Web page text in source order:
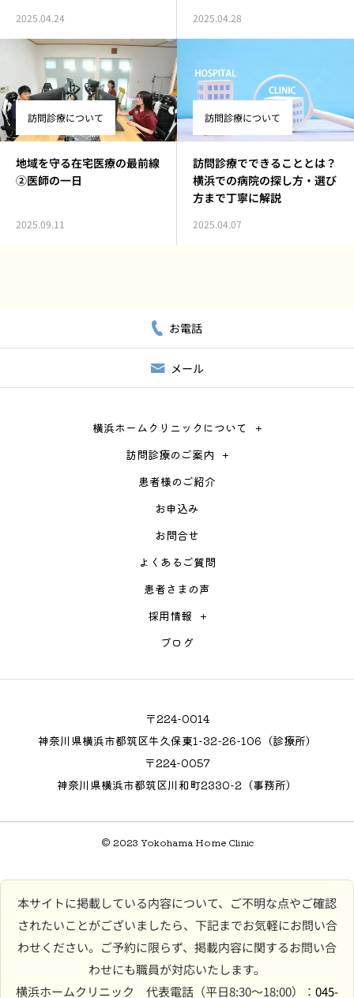
2025.04.24 2025.04.28
訪問診療について
地域を守る在宅医療の最前線
②医師の一日
2025.09.11
訪問診療について
訪問診療でできることとは？
横浜での病院の探し方・選び
方まで丁寧に解説
2025.04.07
お電話
メール
横浜ホームクリニックについて
訪問診療のご案内
患者様のご紹介
お申込み
お問合せ
よくあるご質問
患者さまの声
採用情報
ブログ
〒224-0014
神奈川県横浜市都筑区牛久保東1-32-26-106（診療所）
〒224-0057
神奈川県横浜市都筑区川和町2330-2（事務所）
© 2023 Yokohama Home Clinic
本サイトに掲載している内容について、ご不明な点やご確認
されたいことがございましたら、下記までお気軽にお問い合
わせください。ご予約に限らず、掲載内容に関するお問い合
わせにも職員が対応いたします。
横浜ホームクリニック 代表電話（平日8:30〜18:00）： 045-